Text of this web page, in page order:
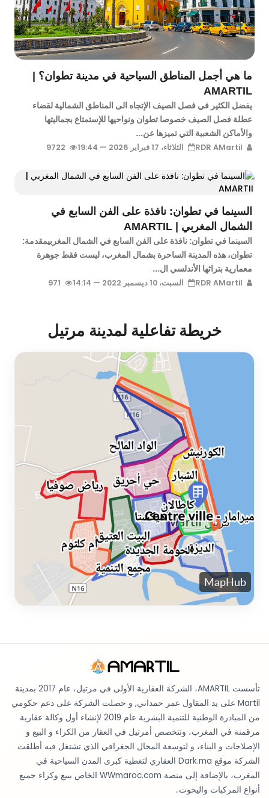
ما هي أجمل المناطق السياحية في مدينة تطوان؟ |
AMARTIL
يفضل الكثير في فصل الصيف الإتجاه الى المناطق الشمالية لقضاء
عطلة فصل الصيف خصوصا تطوان ونواحيها للإستمتاع بجماليتها
والأماكن الشعبية التي تميزها عن...
الثلاثاء، 17 فبراير 2026 — 19:44
السينما في تطوان: نافذة على الفن السابع في
الشمال المغربي | AMARTIL
السينما في تطوان: نافذة على الفن السابع في الشمال المغربيمقدمة:
تطوان، هذه المدينة الساحرة بشمال المغرب، ليست فقط جوهرة
معمارية بتراثها الأندلسي ال...
السبت، 10 ديسمبر 2022 — 14:14
خريطة تفاعلية لمدينة مرتيل
تأسست AMARTIL، الشركة العقارية الأولى في مرتيل، عام 2017 بمدينة
Martil على يد المقاول عمر حمداني, و حصلت الشركة على دعم حكومي
من المبادرة الوطنية للتنمية البشرية عام 2019 لإنشاء أول وكالة عقارية
مرقمنة في المغرب، وتتخصص أمرتيل في العقار من الكراء و البيع و
الإصلاحات و البناء، و لتوسعة المجال الجغرافي الذي تشتغل فيه أطلقت
الشركة موقع Dark.ma العقاري لتغطية كبرى المدن السياحية في
المغرب، بالإضافة إلى منصة WWmaroc.com الخاص ببيع وكراء جميع
أنواع المركبات واليخوت..